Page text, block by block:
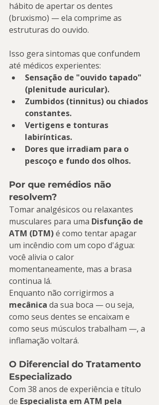
hábito de apertar os dentes
(bruxismo) — ela comprime as
estruturas do ouvido.
Isso gera sintomas que confundem
até médicos experientes:
Sensação de "ouvido tapado"
(plenitude auricular).
Zumbidos (tinnitus) ou chiados
constantes.
Vertigens e tonturas
labirínticas.
Dores que irradiam para o
pescoço e fundo dos olhos.
Por que remédios não
resolvem?
Tomar analgésicos ou relaxantes
musculares para uma Disfunção de
ATM (DTM) é como tentar apagar
um incêndio com um copo d'água:
você alivia o calor
momentaneamente, mas a brasa
continua lá.
Enquanto não corrigirmos a
mecânica da sua boca — ou seja,
como seus dentes se encaixam e
como seus músculos trabalham —, a
inflamação voltará.
O Diferencial do Tratamento
Especializado
Com 38 anos de experiência e título
de Especialista em ATM pela